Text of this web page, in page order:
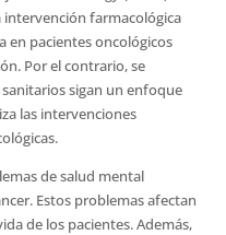
intervención farmacológica
pacientes oncológicos
Por el contrario, se
sigan un enfoque
las intervenciones
de salud mental
Estos problemas afectan
de los pacientes. Además,